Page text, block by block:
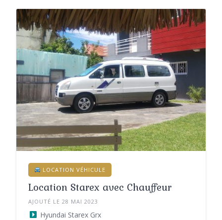
LOCATION VÉHICULE
Location Starex avec Chauffeur
AJOUTÉ LE 28 MAI 2023
Hyundai Starex Grx